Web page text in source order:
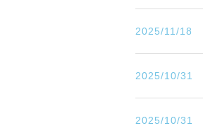
2025/11/18
2025/10/31
2025/10/31